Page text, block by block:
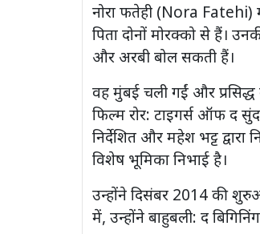
नोरा फतेही (Nora
पिता दोनों मोरक्को से हैं।
और अरबी बोल सकती हैं।
वह मुंबई चली गईं और प्रसिद्ध
फिल्म रोर: टाइगर्स ऑफ द
निर्देशित और महेश भट्ट
विशेष भूमिका निभाई है।
उन्होंने दिसंबर 2014 की
में, उन्होंने बाहुबली: द